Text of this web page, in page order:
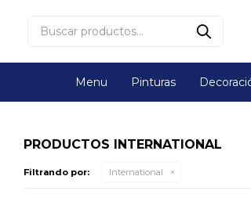
Menu Pinturas
PRODUCTOS INTERNATIONAL
Filtrando por: International